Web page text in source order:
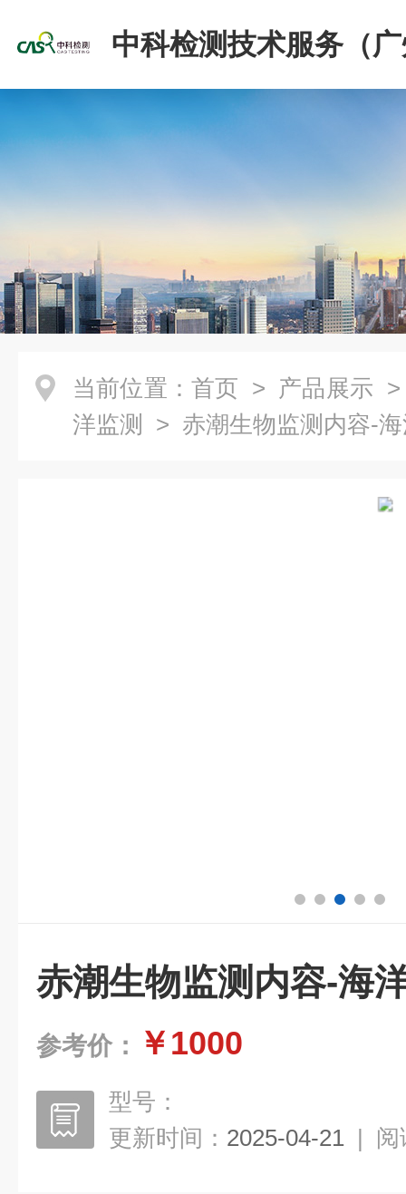
中科检测技术服务（
份有限公司
当前位置： 首页 > 产品展示
洋监测
> 赤潮生物监测内容-
赤潮生物监测内容-海
参考价： ￥1000
型号：
更新时间： 2025-04-21 | 阅